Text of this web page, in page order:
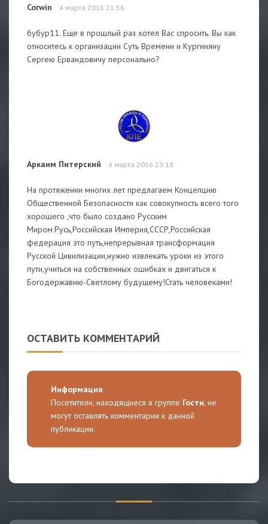
Corwin 4 марта 2016 21:56
бубур11. Еще в прошлый раз хотел Вас спросить. Вы как
относитесь к организации Суть Времени и Кургиняну
Сергею Ервандовичу персонально?
Аркаим Питерский 4 марта 2016 23:18
На протяжении многих лет предлагаем Концепцию
Общественной Безопасности как совокупность всего того
хорошего ,что было создано Русским
Миром.Русь,Российская Империя,СССР,Российская
федерация это путь,непрерывная трансформация
Русской Цивилизации,нужно извлекать уроки из этого
пути,учиться на собственных ошибках и двигаться к
Богодержавию-Светлому будущему!Стать человеками!
ОСТАВИТЬ КОММЕНТАРИЙ
Информация
Посетители, находящиеся в группе Гости, не
могут оставлять комментарии к данной
публикации.